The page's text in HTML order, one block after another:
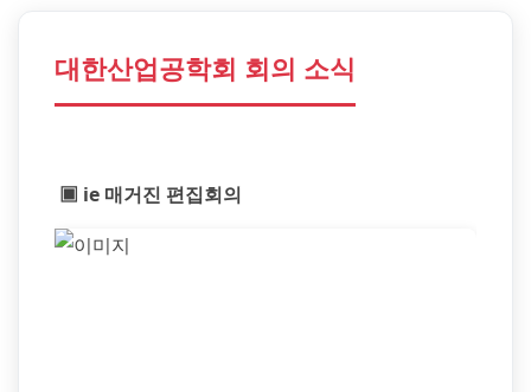
대한산업공학회 회의 소식
▣ ie 매거진 편집회의